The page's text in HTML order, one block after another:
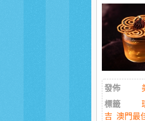
發佈
標籤
吉 澳門最